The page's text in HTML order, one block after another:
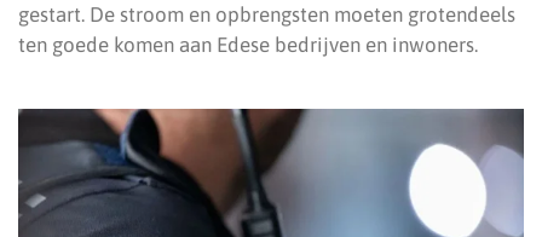
gestart. De stroom en opbrengsten moeten grotendeels
ten goede komen aan Edese bedrijven en inwoners.